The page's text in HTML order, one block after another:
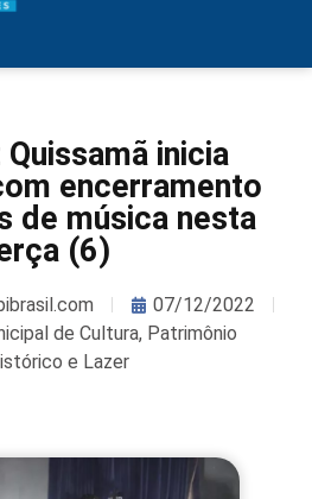
inicia
encerramento
de música nesta
(6)
07/12/2022
de Cultura, Patrimônio
e Lazer